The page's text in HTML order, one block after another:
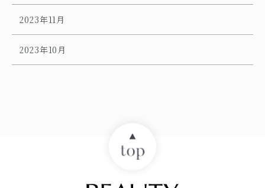
2023年11月
2023年10月